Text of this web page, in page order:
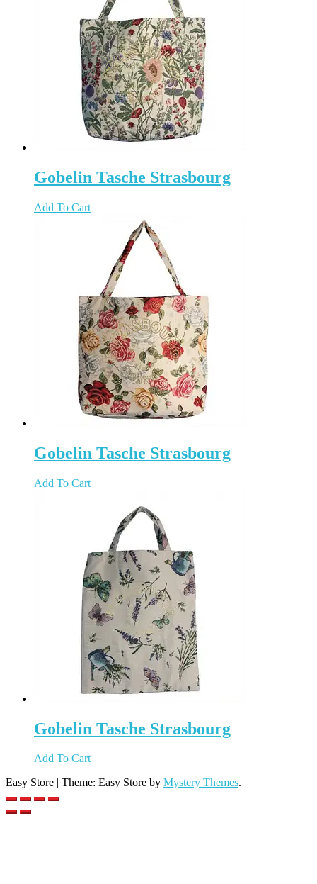
Gobelin Tasche Strasbourg
Add To Cart
Gobelin Tasche Strasbourg
Add To Cart
Gobelin Tasche Strasbourg
Add To Cart
Easy Store | Theme: Easy Store by Mystery Themes.